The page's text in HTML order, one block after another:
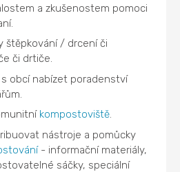
a zkušenostem pomoci
štěpkování / drcení či
či drtiče.
obcí nabízet poradenství
kompostoviště.
nástroje a pomůcky
- informační materiály,
sáčky, speciální